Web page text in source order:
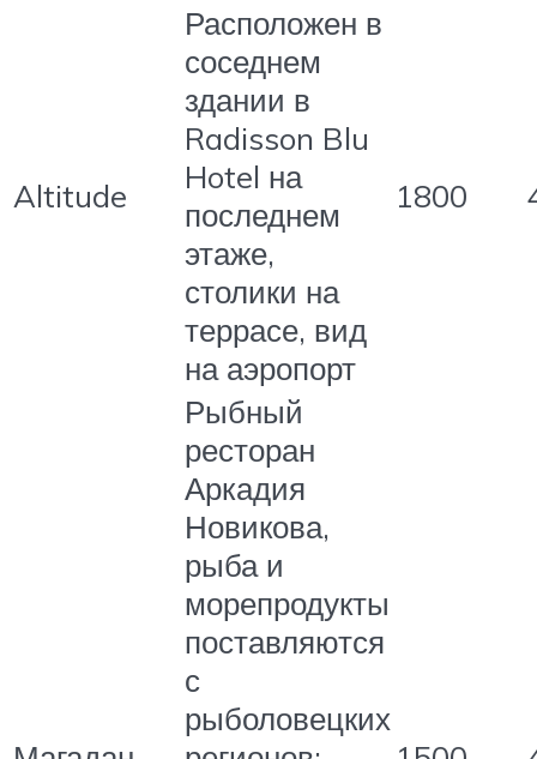
Altitude
Расположен в
соседнем
здании в
Radisson Blu
Hotel на
последнем
этаже,
столики на
террасе, вид
на аэропорт
1800
Рыбный
ресторан
Аркадия
Новикова,
рыба и
морепродукты
поставляются
с
рыболовецких